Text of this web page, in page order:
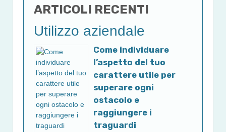
ARTICOLI RECENTI
Utilizzo aziendale
Come individuare
l’aspetto del tuo
carattere utile per
superare ogni
ostacolo e
raggiungere i
traguardi